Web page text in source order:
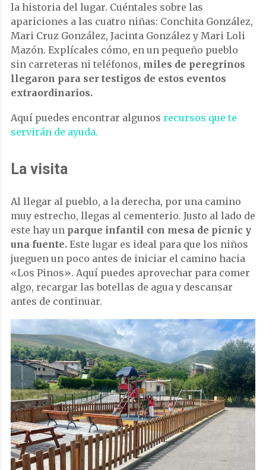
la historia del lugar. Cuéntales sobre las
apariciones a las cuatro niñas: Conchita González,
Mari Cruz González, Jacinta González y Mari Loli
Mazón. Explícales cómo, en un pequeño pueblo
sin carreteras ni teléfonos, miles de peregrinos
llegaron para ser testigos de estos eventos
extraordinarios.
Aquí puedes encontrar algunos recursos que te
servirán de ayuda.
La visita
Al llegar al pueblo, a la derecha, por una camino
muy estrecho, llegas al cementerio. Justo al lado de
este hay un parque infantil con mesa de picnic y
una fuente. Este lugar es ideal para que los niños
jueguen un poco antes de iniciar el camino hacia
«Los Pinos». Aquí puedes aprovechar para comer
algo, recargar las botellas de agua y descansar
antes de continuar.